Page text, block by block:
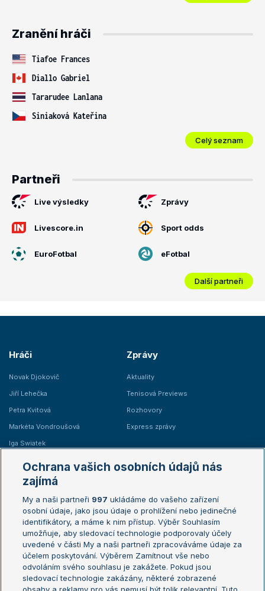
Zranění hráči
Tiafoe Frances
Diallo Gabriel
Tararudee Lanlana
Siniaková Kateřina
Celý seznam
Partneři
Live výsledky Zprávy
Livescore.in Sport odds
EuroFotbal eFotbal
Další partneři
Hráči
Novak Djokovič
Jiří Lehečka
Petra Kvitová
Markéta Vondroušová
Iga Swiatek
Zprávy
Aktuality
Tenisová Previews
Rozhovory
Express zprávy
Žebříčky
Žebříček ATP (muži)
Žebříček WTA (ženy)
Sázkařský žebříček
Australian Open
French Open
Wimbledon
US Open
Turnaj mistrů
Turnaj mistryň
Ochrana vašich osobních údajů nás
zajímá
My a naši partneři 997 ukládáme do vašeho zařízení
osobní údaje, jako jsou údaje o prohlížení nebo jedinečné
identifikátory, a máme k nim přístup. Výběr Souhlasím
umožňuje, aby sledovací technologie podporovaly účely
uvedené v části My a naši partneři zpracováváme údaje za
účelem poskytování. Výběrem Zamítnout vše nebo
odvoláním svého souhlasu je zakážete. Pokud jsou
sledovací technologie zakázány, některé zobrazené